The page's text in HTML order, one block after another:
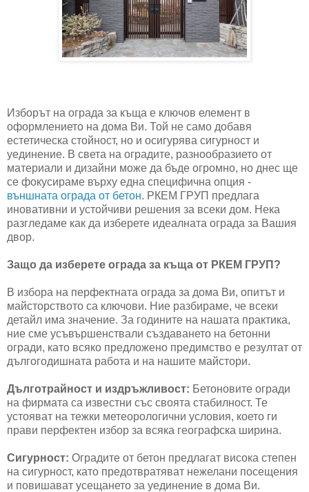
Изборът на ограда за къща е ключов елемент в
оформлението на дома Ви. Той не само добавя
естетическа стойност, но и осигурява сигурност и
уединение. В света на оградите, разнообразието от
материали и дизайни може да бъде огромно, но днес ще
се фокусираме върху една специфична опция -
външната ограда от бетон. РКЕМ ГРУП предлага
иновативни и устойчиви решения за всеки дом. Нека
разгледаме как да изберете идеалната ограда за Вашия
двор.
Защо да изберете ограда за къща от РКЕМ ГРУП?
В избора на перфектната ограда за дома Ви, опитът и
майсторството са ключови. Ние разбираме, че всеки
детайл има значение. За годините на нашата практика,
ние сме усъвършенствали създаването на бетонни
огради, като всяко предложено предимство е резултат от
дългогодишната работа и на нашите майстори.
Дълготрайност и издръжливост: Бетоновите огради
на фирмата са известни със своята стабилност. Те
устояват на тежки метеорологични условия, което ги
прави перфектен избор за всяка географска ширина.
Сигурност: Оградите от бетон предлагат висока степен
на сигурност, като предотвратяват нежелани посещения
и повишават усещането за уединение в дома Ви.